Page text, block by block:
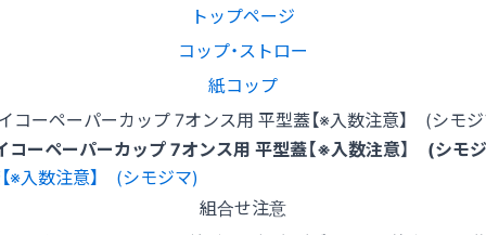
トップページ
コップ・ストロー
紙コップ
コーペーパーカップ 7オンス用 平型蓋【※入数注意】 (シモ
コーペーパーカップ 7オンス用 平型蓋【※入数注意】 (シモ
組合せ注意